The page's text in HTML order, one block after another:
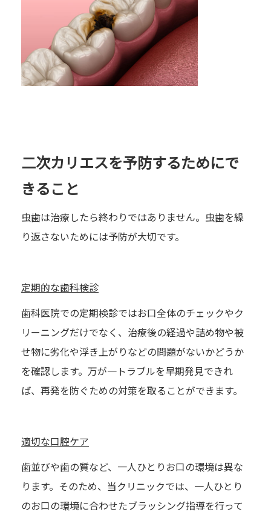
二次カリエスを予防するためにで
きること
虫歯は治療したら終わりではありません。虫歯を繰
り返さないためには予防が大切です。
定期的な歯科検診
歯科医院での定期検診ではお口全体のチェックやク
リーニングだけでなく、治療後の経過や詰め物や被
せ物に劣化や浮き上がりなどの問題がないかどうか
を確認します。万が一トラブルを早期発見できれ
ば、再発を防ぐための対策を取ることができます。
適切な口腔ケア
歯並びや歯の質など、一人ひとりお口の環境は異な
ります。そのため、当クリニックでは、一人ひとり
のお口の環境に合わせたブラッシング指導を行って